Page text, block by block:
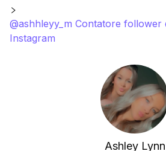
@ashhleyy_m Contatore follower
Instagram
Ashley Lynn